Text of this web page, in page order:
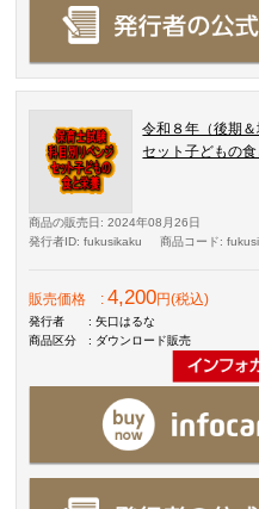
令和８年（後期
セット子どもの
商品の販売日 : 2024年08月26日
発行者ID: fukusikaku 商品コード:
販売価格 :4,200円(税込)
発行者
: 矢口はるな
商品区分
: ダウンロード販売